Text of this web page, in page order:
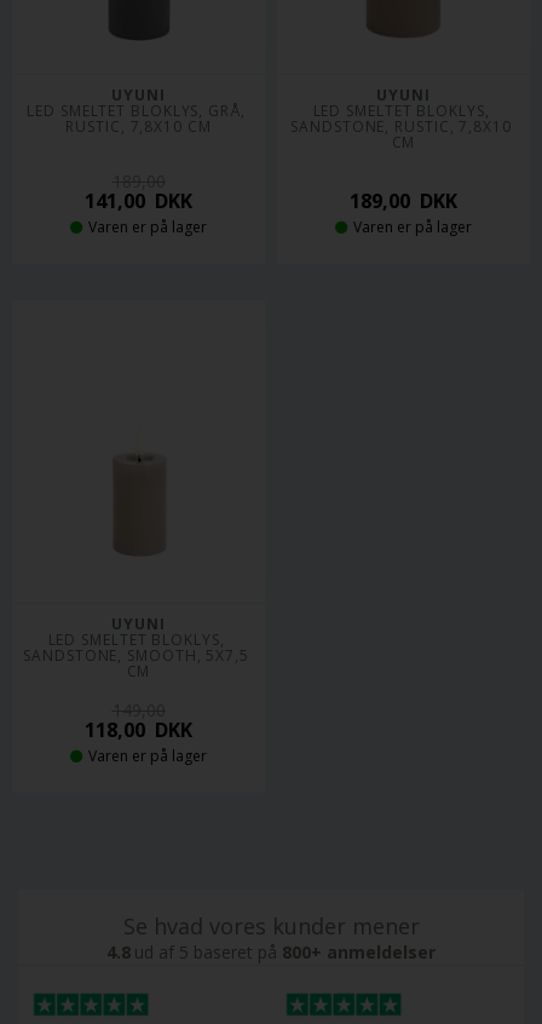
UYUNI
LED SMELTET BLOKLYS, GRÅ,
RUSTIC, 7,8X10 CM
141,00 DKK
Varen er på lager
UYUNI
LED SMELTET BLOKLYS,
SANDSTONE, RUSTIC, 7,8X10
CM
189,00 DKK
Varen er på lager
UYUNI
LED SMELTET BLOKLYS,
SANDSTONE, SMOOTH, 5X7,5
CM
118,00 DKK
Varen er på lager
Se hvad vores kunder mener
4.8 ud af 5 baseret på 800+ anmeldelser